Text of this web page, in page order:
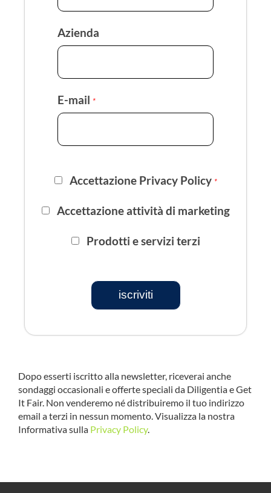
Azienda
E-mail *
Accettazione Privacy Policy *
Accettazione attività di marketing
Prodotti e servizi terzi
iscriviti
Dopo esserti iscritto alla newsletter, riceverai anche
sondaggi occasionali e offerte speciali da Diligentia e Get
It Fair. Non venderemo né distribuiremo il tuo indirizzo
email a terzi in nessun momento. Visualizza la nostra
Informativa sulla Privacy Policy.